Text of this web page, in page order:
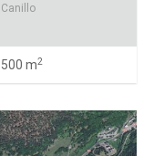
Canillo
500 m2